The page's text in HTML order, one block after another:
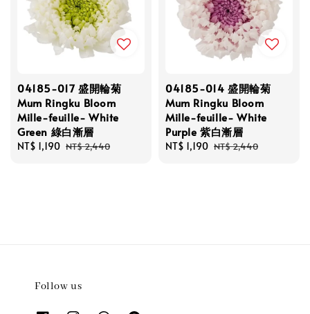
04185-017 盛開輪菊
Mum Ringku Bloom
Mille-feuille- White
Green 綠白漸層
Sale
NT$ 1,190 Regular
NT$ 2,440
04185-014 盛開輪菊
Mum Ringku Bloom
Mille-feuille- White
Purple 紫白漸層
Sale
NT$ 1,190 Regular
NT$ 2,440
Follow us